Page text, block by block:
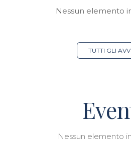
Nessun elemento
TUTTI GLI
Nessun elemento